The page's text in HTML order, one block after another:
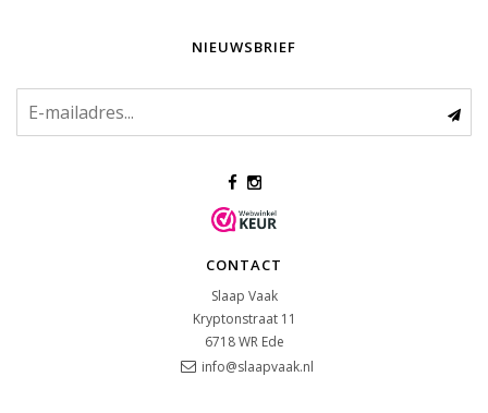
NIEUWSBRIEF
CONTACT
Slaap Vaak
Kryptonstraat 11
6718 WR Ede
info@slaapvaak.nl